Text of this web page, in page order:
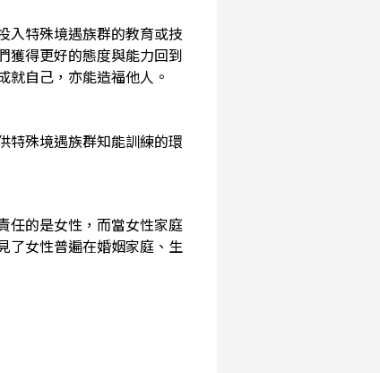
入特殊境遇族群的教育或技
獲得更好的態度與能力回到
自己，亦能造福他人。
特殊境遇族群知能訓練的環
任的是女性，而當女性家庭
了女性普遍在婚姻家庭、生